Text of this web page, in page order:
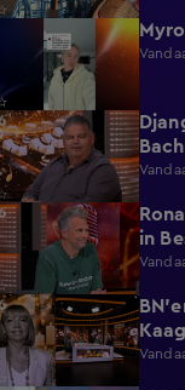
2:28
0:39
in
3:44